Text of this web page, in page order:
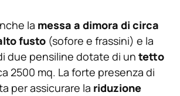
la messa a dimora di circa
fusto (sofore e frassini) e la
due pensiline dotate di un tetto
2500 mq. La forte presenza di
per assicurare la riduzione